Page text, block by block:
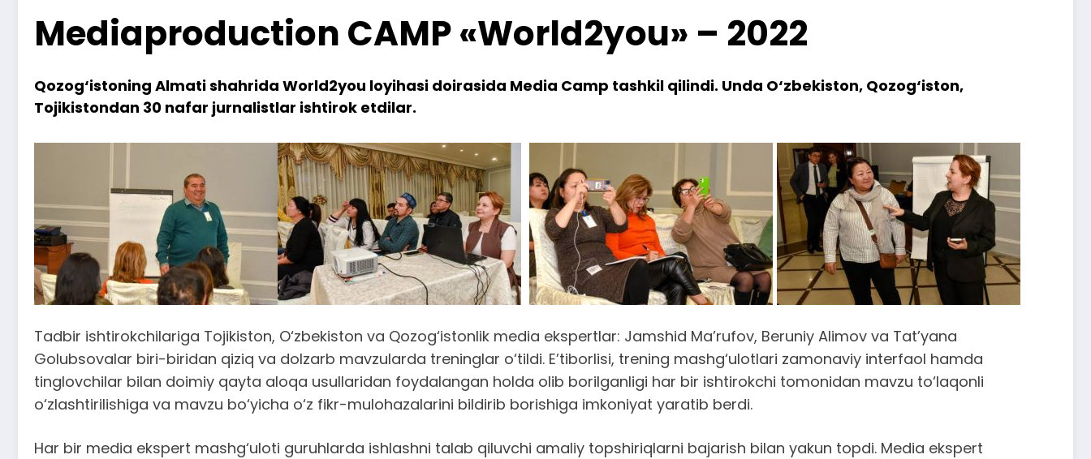
Mediaproduction CAMP «World2you» – 2022
Qozog‘istoning Almati shahrida World2you loyihasi doirasida Media Camp tashkil qilindi. Unda O‘zbekiston, Qozog‘iston,
Tojikistondan 30 nafar jurnalistlar ishtirok etdilar.
Tadbir ishtirokchilariga Tojikiston, O‘zbekiston va Qozog‘istonlik media ekspertlar: Jamshid Ma’rufov, Beruniy Alimov va Tat’yana
Golubsovalar biri-biridan qiziq va dolzarb mavzularda treninglar o‘tildi. E’tiborlisi, trening mashg‘ulotlari zamonaviy interfaol hamda
tinglovchilar bilan doimiy qayta aloqa usullaridan foydalangan holda olib borilganligi har bir ishtirokchi tomonidan mavzu to‘laqonli
o‘zlashtirilishiga va mavzu bo‘yicha o‘z fikr-mulohazalarini bildirib borishiga imkoniyat yaratib berdi.
Har bir media ekspert mashg‘uloti guruhlarda ishlashni talab qiluvchi amaliy topshiriqlarni bajarish bilan yakun topdi. Media ekspert